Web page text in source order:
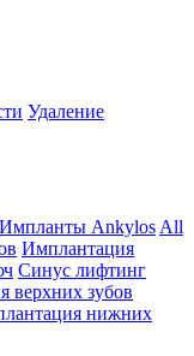
Удаление
Импланты Ankylos All
Имплантация
Синус лифтинг
верхних зубов
нижних